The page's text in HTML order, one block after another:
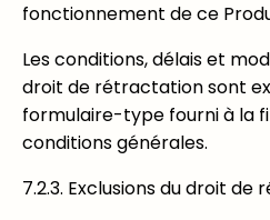
fonctionnement de ce
Les conditions, délais et
droit de rétractation sont
formulaire-type fourni à la
conditions générales.
7.2.3. Exclusions du droit